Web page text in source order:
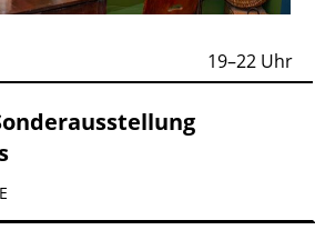
19–22 Uhr